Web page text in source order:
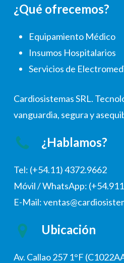
¿Qué ofrecemos?
Equipamiento Médico
Insumos Hospitalarios
Servicios de
Cardiosistemas SRL.
vanguardia, segura y
¿Hablamos?
Tel: (+54.11) 4372.9662
Móvil / WhatsApp:
E-Mail:
Ubicación
Av. Callao 257 1°F